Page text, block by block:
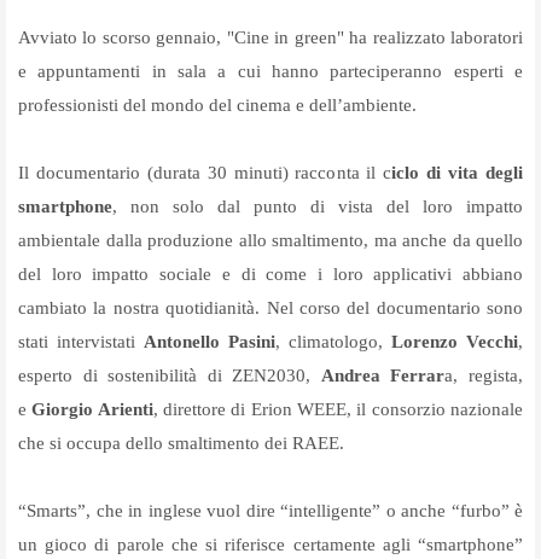
Avviato lo scorso gennaio, "Cine in green" ha realizzato laboratori
e appuntamenti in sala a cui hanno parteciperanno esperti e
professionisti del mondo del cinema e dell’ambiente.
Il documentario (durata 30 minuti) racconta il ciclo di vita degli
smartphone, non solo dal punto di vista del loro impatto
ambientale dalla produzione allo smaltimento, ma anche da quello
del loro impatto sociale e di come i loro applicativi abbiano
cambiato la nostra quotidianità. Nel corso del documentario sono
stati intervistati Antonello Pasini, climatologo, Lorenzo Vecchi,
esperto di sostenibilità di ZEN2030, Andrea Ferrara, regista,
eGiorgio Arienti, direttore di Erion WEEE, il consorzio nazionale
che si occupa dello smaltimento dei RAEE.
“Smarts”, che in inglese vuol dire “intelligente” o anche “furbo” è
un gioco di parole che si riferisce certamente agli “smartphone”